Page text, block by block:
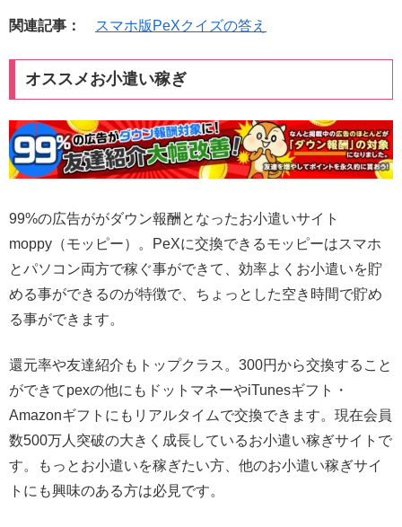
関連記事： スマホ版PeXクイズの答え
オススメお小遣い稼ぎ
99%の広告ががダウン報酬となったお小遣いサイト
moppy（モッピー）。PeXに交換できるモッピーはスマホ
とパソコン両方で稼ぐ事ができて、効率よくお小遣いを貯
める事ができるのが特徴で、ちょっとした空き時間で貯め
る事ができます。
還元率や友達紹介もトップクラス。300円から交換すること
ができてpexの他にもドットマネーやiTunesギフト・
Amazonギフトにもリアルタイムで交換できます。現在会員
数500万人突破の大きく成長しているお小遣い稼ぎサイトで
す。もっとお小遣いを稼ぎたい方、他のお小遣い稼ぎサイ
トにも興味のある方は必見です。